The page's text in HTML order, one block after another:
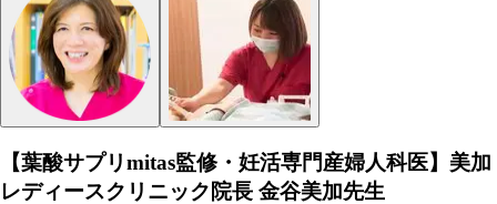
【葉酸サプリmitas監修・妊活専門産婦人科医】美加
レディースクリニック院長 金谷美加先生